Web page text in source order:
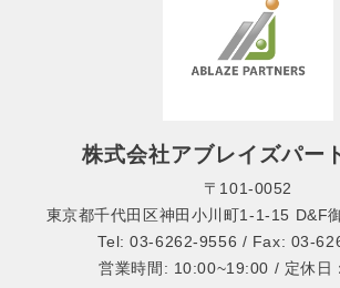
株式会社アブレイズパー
〒101-0052
東京都千代田区神田小川町1-1-15 D&F
Tel: 03-6262-9556 / Fax: 03-
営業時間: 10:00~19:00 / 定休日